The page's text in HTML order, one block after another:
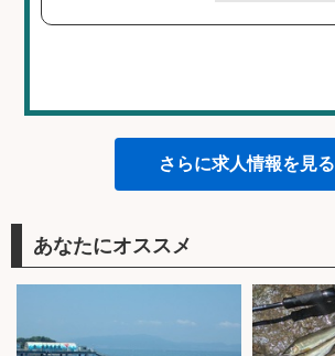
さらに求人情報を見る
あなたにオススメ